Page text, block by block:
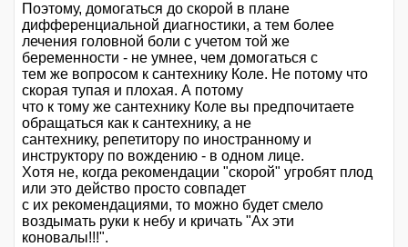
Поэтому, домогаться до скорой в плане
дифференциальной диагностики, а тем более
лечения головной боли с учетом той же
беременности - не умнее, чем домогаться с
тем же вопросом к сантехнику Коле. Не потому что
скорая тупая и плохая. А потому
что к тому же сантехнику Коле вы предпочитаете
обращаться как к сантехнику, а не
сантехнику, репетитору по иностранному и
инструктору по вождению - в одном лице.
Хотя не, когда рекомендации "скорой" угробят плод
или это действо просто совпадет
с их рекомендациями, то можно будет смело
воздымать руки к небу и кричать "Ах эти
коновалы!!!".